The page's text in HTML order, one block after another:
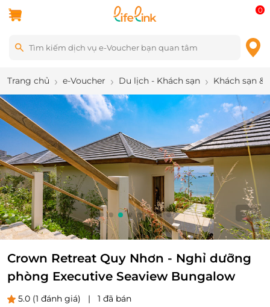
0
Trang chủ e-Voucher Du lịch - Khách sạn Khách sạn &
3/8
Crown Retreat Quy Nhơn - Nghỉ dưỡng
phòng Executive Seaview Bungalow
5.0 (1 đánh giá) | 1 đã bán